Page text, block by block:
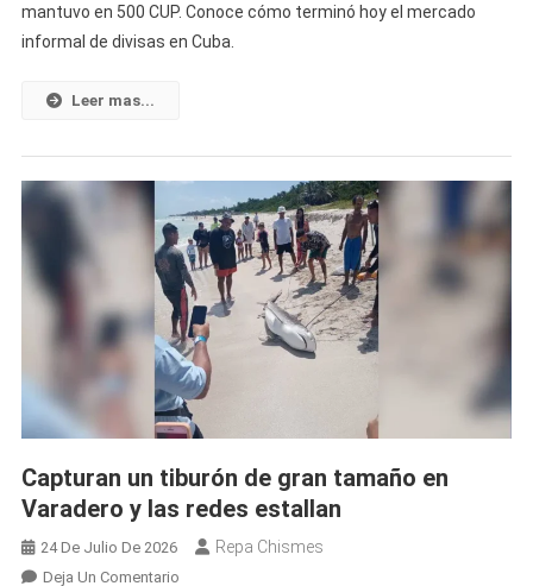
Se
Estanca,
A
Subir
La
MLC
Resiste:
Así
Cerró
Hoy
El
Mercado
De
Divisas
Cubano
mantuvo en 500 CUP. Conoce cómo terminó hoy el mercado
informal de divisas en Cuba.
Leer mas...
Capturan un tiburón de gran tamaño en
Varadero y las redes estallan
24 De Julio De 2026 Repa Chismes
Deja Un ComentarioEn